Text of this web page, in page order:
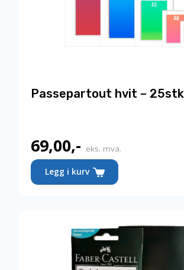
Passepartout hvit – 25stk
69,00,- eks. mva.
Legg i kurv